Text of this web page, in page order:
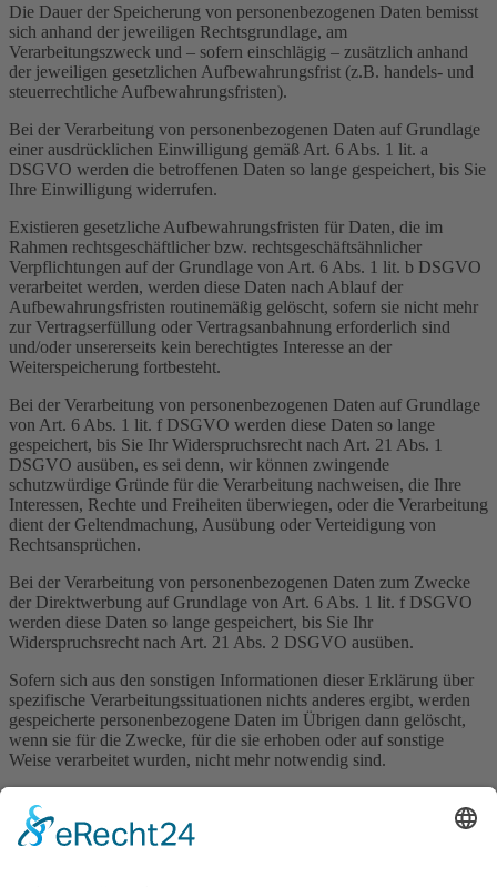
Die Dauer der Speicherung von personenbezogenen Daten bemisst
sich anhand der jeweiligen Rechtsgrundlage, am
Verarbeitungszweck und – sofern einschlägig – zusätzlich anhand
der jeweiligen gesetzlichen Aufbewahrungsfrist (z.B. handels- und
steuerrechtliche Aufbewahrungsfristen).
Bei der Verarbeitung von personenbezogenen Daten auf Grundlage
einer ausdrücklichen Einwilligung gemäß Art. 6 Abs. 1 lit. a
DSGVO werden die betroffenen Daten so lange gespeichert, bis Sie
Ihre Einwilligung widerrufen.
Existieren gesetzliche Aufbewahrungsfristen für Daten, die im
Rahmen rechtsgeschäftlicher bzw. rechtsgeschäftsähnlicher
Verpflichtungen auf der Grundlage von Art. 6 Abs. 1 lit. b DSGVO
verarbeitet werden, werden diese Daten nach Ablauf der
Aufbewahrungsfristen routinemäßig gelöscht, sofern sie nicht mehr
zur Vertragserfüllung oder Vertragsanbahnung erforderlich sind
und/oder unsererseits kein berechtigtes Interesse an der
Weiterspeicherung fortbesteht.
Bei der Verarbeitung von personenbezogenen Daten auf Grundlage
von Art. 6 Abs. 1 lit. f DSGVO werden diese Daten so lange
gespeichert, bis Sie Ihr Widerspruchsrecht nach Art. 21 Abs. 1
DSGVO ausüben, es sei denn, wir können zwingende
schutzwürdige Gründe für die Verarbeitung nachweisen, die Ihre
Interessen, Rechte und Freiheiten überwiegen, oder die Verarbeitung
dient der Geltendmachung, Ausübung oder Verteidigung von
Rechtsansprüchen.
Bei der Verarbeitung von personenbezogenen Daten zum Zwecke
der Direktwerbung auf Grundlage von Art. 6 Abs. 1 lit. f DSGVO
werden diese Daten so lange gespeichert, bis Sie Ihr
Widerspruchsrecht nach Art. 21 Abs. 2 DSGVO ausüben.
Sofern sich aus den sonstigen Informationen dieser Erklärung über
spezifische Verarbeitungssituationen nichts anderes ergibt, werden
gespeicherte personenbezogene Daten im Übrigen dann gelöscht,
wenn sie für die Zwecke, für die sie erhoben oder auf sonstige
Weise verarbeitet wurden, nicht mehr notwendig sind.